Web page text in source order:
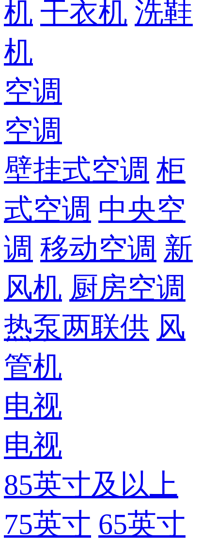
机 干衣机 洗鞋
机
空调
空调
壁挂式空调 柜
式空调 中央空
调 移动空调 新
风机 厨房空调
热泵两联供 风
管机
电视
电视
85英寸及以上
75英寸 65英寸